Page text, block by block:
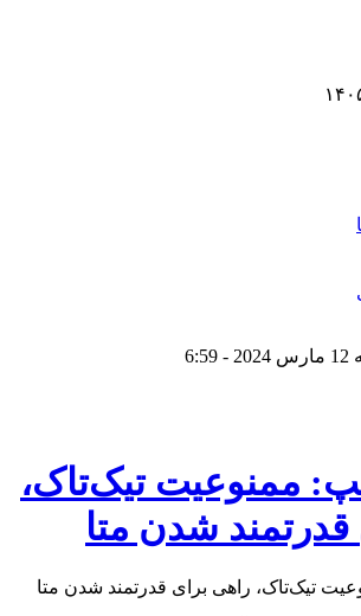
ممنوعیت تیک‌تاک،
شدن متا